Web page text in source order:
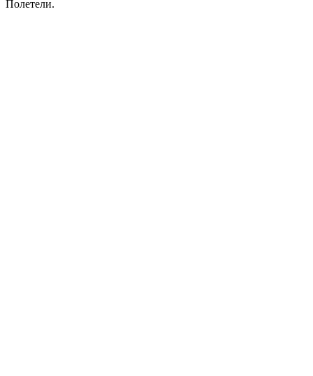
Полетели.